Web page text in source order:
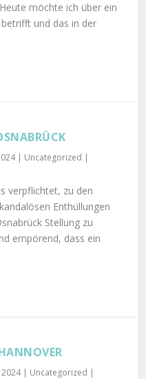
möchte ich über ein
und das in der
| Uncategorized |
verpflichtet, zu den
Enthüllungen
Stellung zu
empörend, dass ein
2024| Uncategorized |